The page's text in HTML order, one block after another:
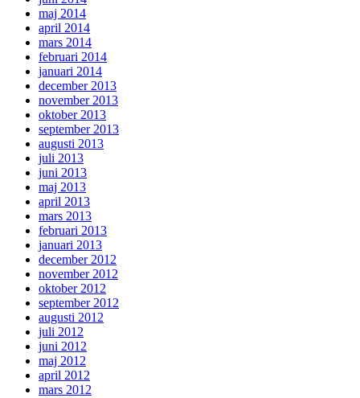
maj 2014
april 2014
mars 2014
februari 2014
januari 2014
december 2013
november 2013
oktober 2013
september 2013
augusti 2013
juli 2013
juni 2013
maj 2013
april 2013
mars 2013
februari 2013
januari 2013
december 2012
november 2012
oktober 2012
september 2012
augusti 2012
juli 2012
juni 2012
maj 2012
april 2012
mars 2012